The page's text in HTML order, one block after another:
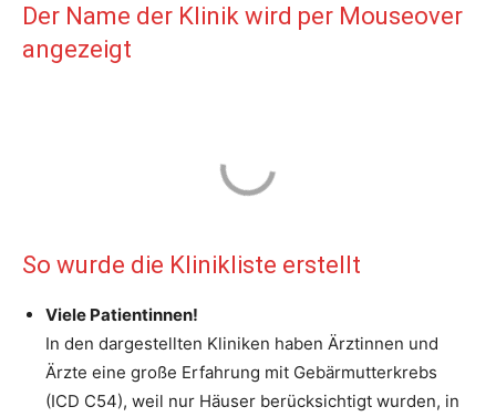
Der Name der Klinik wird per Mouseover
angezeigt
So wurde die Klinikliste erstellt
Viele Patientinnen!
In den dargestellten Kliniken haben Ärztinnen und
Ärzte eine große Erfahrung mit Gebärmutterkrebs
(ICD C54), weil nur Häuser berücksichtigt wurden, in